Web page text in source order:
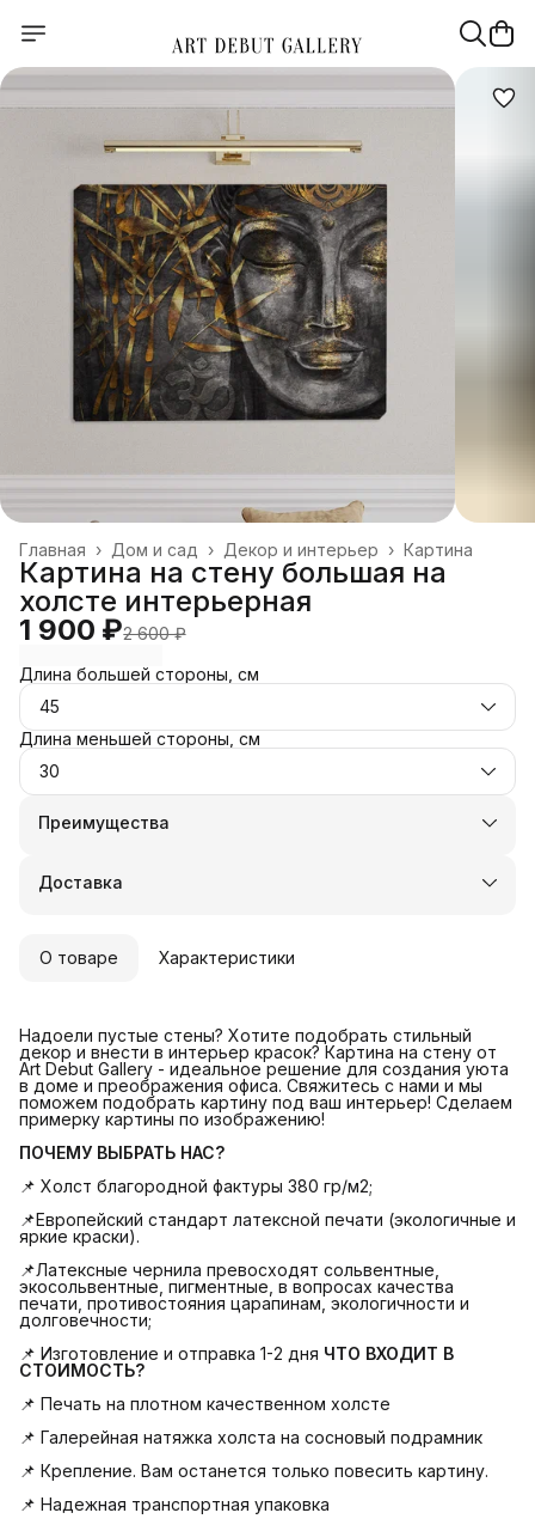
Картина
Декор и интерьер ›
Дом и сад ›
Главная ›
Картина на стену большая на
холсте интерьерная
1 900 ₽2 600 ₽
Длина большей стороны, см
45
Длина меньшей стороны, см
30
Преимущества
Оплата частями в Сплит
Удобный возврат
Доставка
О товаре Характеристики
Надоели пустые стены? Хотите подобрать стильный
декор и внести в интерьер красок? Картина на стену от
Art Debut Gallery - идеальное решение для создания уюта
в доме и преображения офиса. Свяжитесь с нами и мы
поможем подобрать картину под ваш интерьер! Сделаем
примерку картины по изображению!
ПОЧЕМУ ВЫБРАТЬ НАС?
📌 Холст благородной фактуры 380 гр/м2;
📌Европейский стандарт латексной печати (экологичные и
яркие краски).
📌Латексные чернила превосходят сольвентные,
экосольвентные, пигментные, в вопросах качества
печати, противостояния царапинам, экологичности и
долговечности;
📌 Изготовление и отправка 1-2 дня ЧТО ВХОДИТ В
СТОИМОСТЬ?
📌 Печать на плотном качественном холсте
📌 Галерейная натяжка холста на сосновый подрамник
📌 Крепление. Вам останется только повесить картину.
📌 Надежная транспортная упаковка